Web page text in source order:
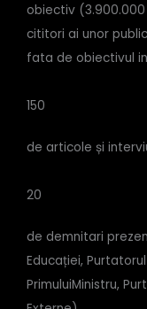
obiectiv
cititori ai unor
fata de obiectivul
150
de articole și
20
de demnitari
Educației,
PrimuluiMinistru,